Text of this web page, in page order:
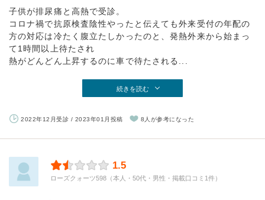
子供が排尿痛と高熱で受診。
コロナ禍で抗原検査陰性やったと伝えても外来受付の年配の
方の対応は冷たく腹立たしかったのと、発熱外来から始まっ
て1時間以上待たされ
熱がどんどん上昇するのに車で待たされる...
続きを読む
2022年12月受診 / 2023年01月投稿 8人が参考になった
1.5
ローズクォーツ598（本人・50代・男性・掲載口コミ1件）